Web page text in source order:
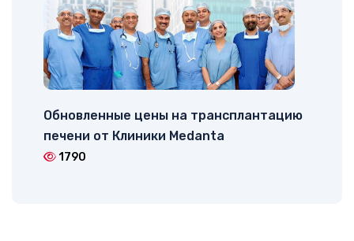
Обновленные цены на трансплантацию
печени от Клиники Medanta
1790